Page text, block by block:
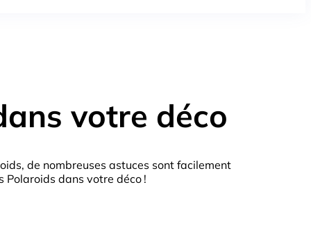
votre déco
de nombreuses astuces sont facilement
dans votre déco !